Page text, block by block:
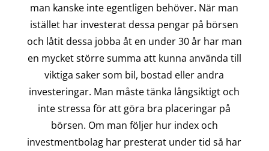
man kanske inte egentligen behöver. När man
istället har investerat dessa pengar på börsen
och låtit dessa jobba åt en under 30 år har man
en mycket större summa att kunna använda till
viktiga saker som bil, bostad eller andra
investeringar. Man måste tänka långsiktigt och
inte stressa för att göra bra placeringar på
börsen. Om man följer hur index och
investmentbolag har presterat under tid så har